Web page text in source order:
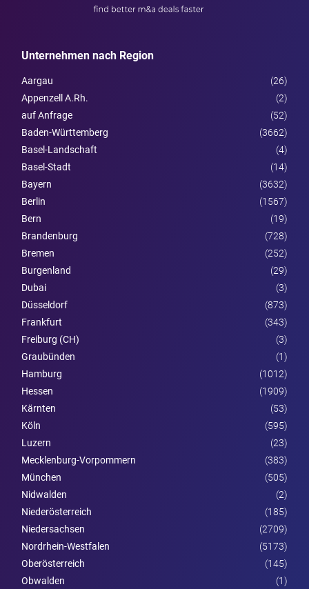
Unternehmen nach Region
Aargau
(26)
Appenzell A.Rh.
(2)
auf Anfrage
(52)
Baden-Württemberg
(3662)
Basel-Landschaft
(4)
Basel-Stadt
(14)
Bayern
(3632)
Berlin
(1567)
Bern
(19)
Brandenburg
(728)
Bremen
(252)
Burgen­land
(29)
Dubai
(3)
Düsseldorf
(873)
Frankfurt
(343)
Freiburg (CH)
(3)
Graubünden
(1)
Hamburg
(1012)
Hessen
(1909)
Kärnten
(53)
Köln
(595)
Luzern
(23)
Mecklenburg-Vorpommern
(383)
München
(505)
Nidwalden
(2)
Nieder­österreich
(185)
Niedersachsen
(2709)
Nordrhein-Westfalen
(5173)
Ober­österreich
(145)
Obwalden
(1)